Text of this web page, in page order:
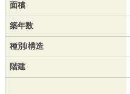
面積
築年数
種別/構造
階建